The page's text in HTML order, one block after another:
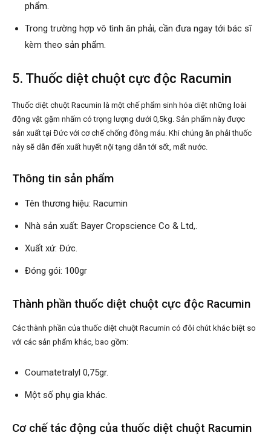
phẩm.
Trong trường hợp vô tình ăn phải, cần đưa ngay tới bác sĩ
kèm theo sản phẩm.
5. Thuốc diệt chuột cực độc Racumin
Thuốc diệt chuột Racumin là một chế phẩm sinh hóa diệt những loài
động vật gặm nhấm có trọng lượng dưới 0,5kg. Sản phẩm này được
sản xuất tại Đức với cơ chế chống đông máu. Khi chúng ăn phải thuốc
này sẽ dẫn đến xuất huyết nội tạng dẫn tới sốt, mất nước.
Thông tin sản phẩm
Tên thương hiệu: Racumin
Nhà sản xuất: Bayer Cropscience Co & Ltd,.
Xuất xứ: Đức.
Đóng gói: 100gr
Thành phần thuốc diệt chuột cực độc Racumin
Các thành phần của thuốc diệt chuột Racumin có đôi chút khác biệt so
với các sản phẩm khác, bao gồm:
Coumatetralyl 0,75gr.
Một số phụ gia khác.
Cơ chế tác động của thuốc diệt chuột Racumin